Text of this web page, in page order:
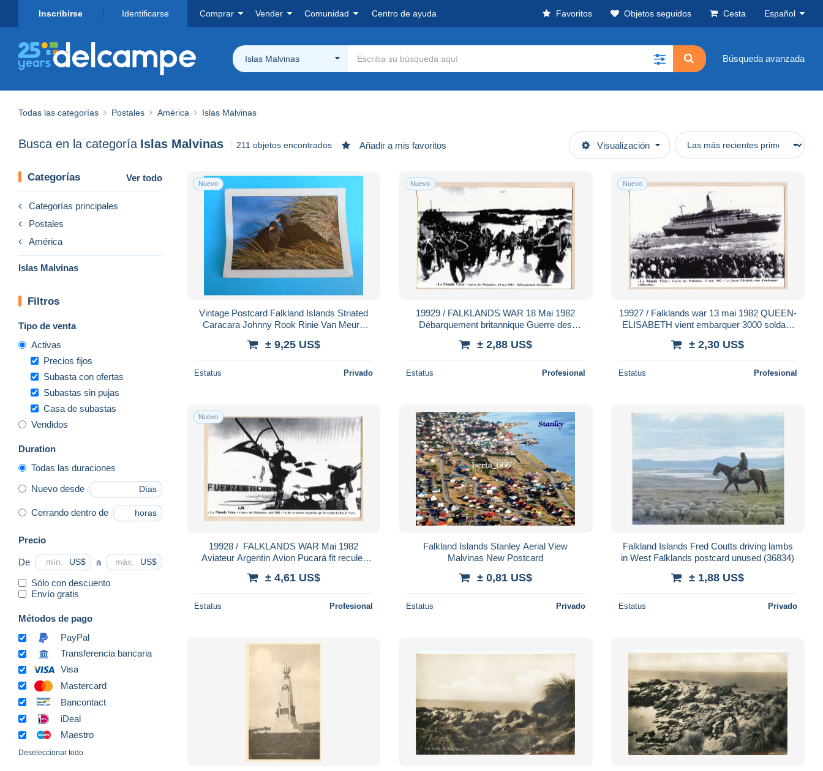
Inscribirse Identificarse Comprar Vender Comunidad Centro de ayuda Favoritos Objetos seguidos Cesta Español
Islas Malvinas Búsqueda avanzada
Todas las categorías Postales América Islas Malvinas
Busca en la categoría Islas Malvinas 211 objetos encontrados Añadir a mis favoritos Visualización
Categorías Ver todo
Categorías principales
Postales
América
Islas Malvinas
Filtros
Tipo de venta
Activas
Precios fijos
Subasta con ofertas
Subastas sin pujas
Casa de subastas
Vendidos
Duration
Todas las duraciones
Nuevo desde Días
Cerrando dentro de horas
Precio
De US$ a US$
Sólo con descuento
Envío gratis
Métodos de pago
PayPal
Transferencia bancaria
Visa
Mastercard
Bancontact
iDeal
Maestro
Deseleccionar todo
Nuevo
Vintage Postcard Falkland Islands Striated
Caracara Johnny Rook Rinie Van Meurs
± 9,25 US$
Estatus Privado
Nuevo
19929 / FALKLANDS WAR 18 Mai 1982
Débarquement britannique Guerre des
série F
± 2,88 US$
Estatus Profesional
Nuevo
19927 / Falklands war 13 mai 1982 QUEEN-
ELISABETH vient embarquer 3000 soldats
± 2,30 US$
Estatus Profesional
Nuevo
19928 / ️ FALKLANDS WAR Mai 1982
Aviateur Argentin Avion Pucará fit reculer
MONDE VECU F
± 4,61 US$
Estatus Profesional
Falkland Islands Stanley Aerial View
Malvinas New Postcard
± 0,81 US$
Estatus Privado
Falkland Islands Fred Coutts driving lambs
in West Falklands postcard unused (36834)
± 1,88 US$
Estatus Privado